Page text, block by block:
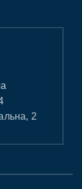
2